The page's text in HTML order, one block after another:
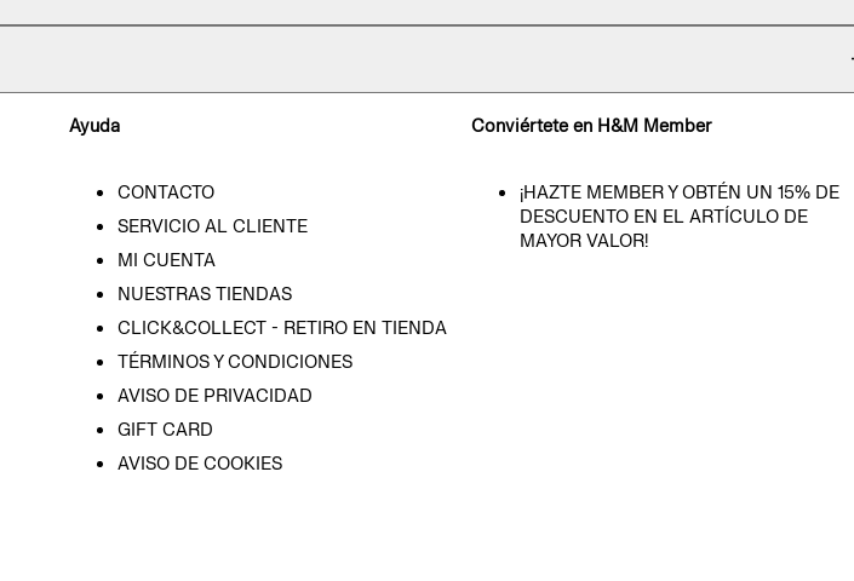
Ayuda
CONTACTO
SERVICIO AL CLIENTE
MI CUENTA
NUESTRAS TIENDAS
CLICK&COLLECT - RETIRO EN TIENDA
TÉRMINOS Y CONDICIONES
AVISO DE PRIVACIDAD
GIFT CARD
AVISO DE COOKIES
Conviértete en H&M Member
¡HAZTE MEMBER Y OBTÉN UN 15% DE
DESCUENTO EN EL ARTÍCULO DE
MAYOR VALOR!